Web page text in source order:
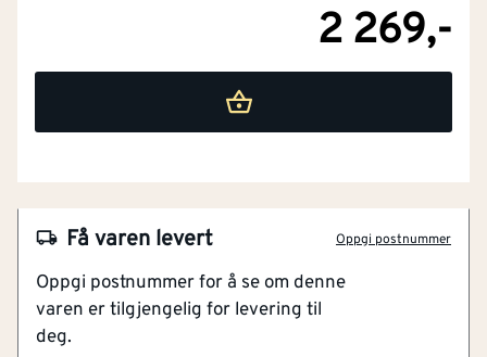
2 269,-
Få varen levert Oppgi postnummer
Oppgi postnummer for å se om denne
varen er tilgjengelig for levering til
deg.
Artikkelnummer
CORDURA® hylsterlommer
Stretch CORDURA® på knærne
Tommestokklomme med knivfeste
Snekkerbukse/selebukse Nei
Vadere Nei
Størrelse
Skjærebeskyttelse Nei
Materiale